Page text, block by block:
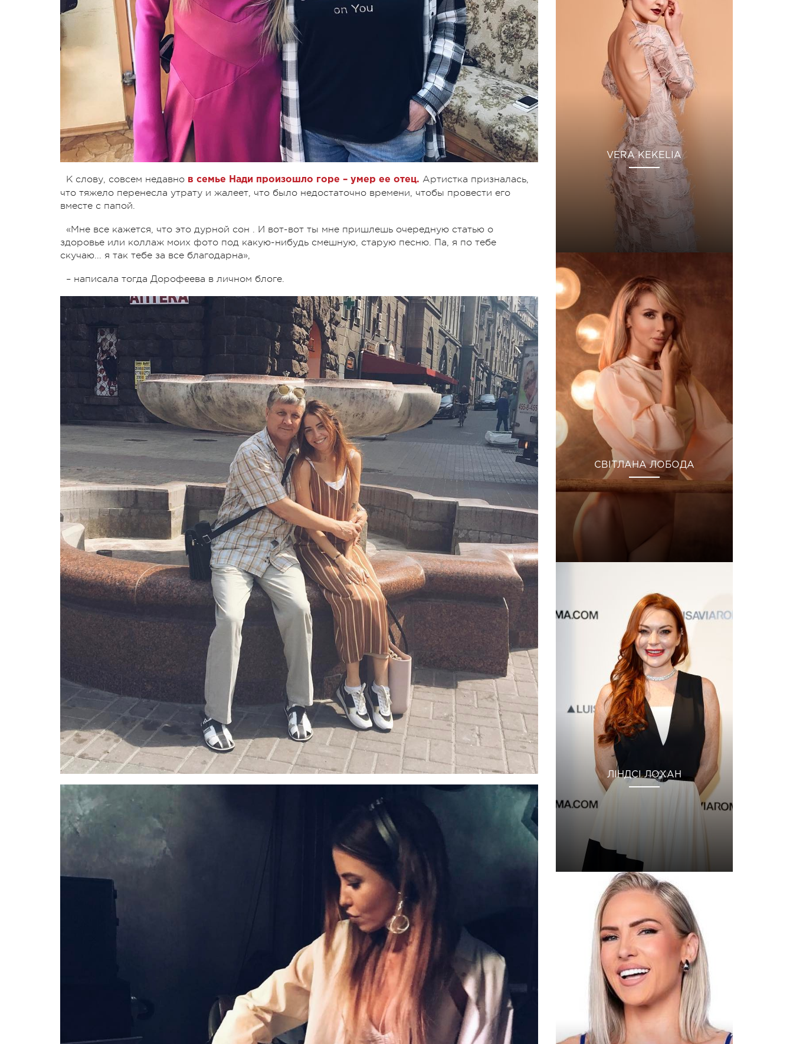
К слову, совсем недавно в семье Нади произошло горе – умер ее отец. Артистка призналась,
что тяжело перенесла утрату и жалеет, что было недостаточно времени, чтобы провести его
вместе с папой.
«Мне все кажется, что это дурной сон . И вот-вот ты мне пришлешь очередную статью о
здоровье или коллаж моих фото под какую-нибудь смешную, старую песню. Па, я по тебе
скучаю... я так тебе за все благодарна»,
– написала тогда Дорофеева в личном блоге.
VERA KEKELIA
СВІТЛАНА ЛОБОДА
ЛІНДСІ ЛОХАН